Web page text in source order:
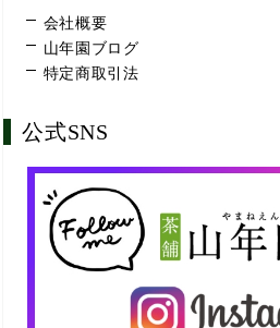
会社概要
山年園ブログ
特定商取引法
公式SNS